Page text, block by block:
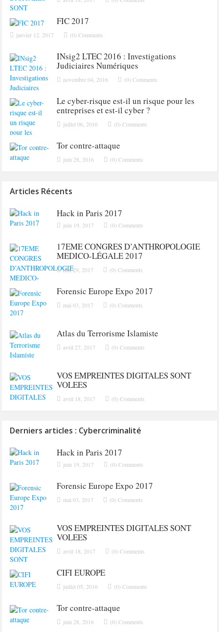
FIC 2017
janvier 12, 2017 (0) Comments
INsig2 LTEC 2016 : Investigations
Judiciaires Numériques
novembre 04, 2016 (0) Comments
Le cyber-risque est-il un risque pour les
entreprises et est-il cyber ?
juillet 06, 2016 (0) Comments
Tor contre-attaque
juin 28, 2016 (0) Comments
Articles Récents
Hack in Paris 2017
juin 19, 2017 (0) Comments
17EME CONGRES D’ANTHROPOLOGIE
MEDICO-LÉGALE 2017
mai 29, 2017 (0) Comments
Forensic Europe Expo 2017
mai 03, 2017 (0) Comments
Atlas du Terrorisme Islamiste
avril 27, 2017 (0) Comments
VOS EMPREINTES DIGITALES SONT
VOLEES
avril 18, 2017 (0) Comments
Derniers articles : Cybercriminalité
Hack in Paris 2017
juin 19, 2017 (0) Comments
Forensic Europe Expo 2017
mai 03, 2017 (0) Comments
VOS EMPREINTES DIGITALES SONT
VOLEES
avril 18, 2017 (0) Comments
CIFI EUROPE
juillet 05, 2016 (0) Comments
Tor contre-attaque
juin 28, 2016 (0) Comments